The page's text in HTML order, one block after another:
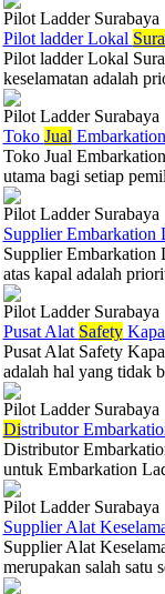
Pilot Ladder Surabaya
Pilot ladder Lokal
Pilot ladder Lokal
keselamatan adalah
Pilot Ladder Surabaya
Toko Jual
Toko Jual
utama bagi setiap
Pilot Ladder Surabaya
Supplier Embarkation
Supplier Embarkation
atas kapal adalah
Pilot Ladder Surabaya
Pusat Alat Safety
Pusat Alat Safety
adalah hal yang tidak
Pilot Ladder Surabaya
Distributor
Distributor
untuk Embarkation
Pilot Ladder Surabaya
Supplier Alat
Supplier Alat
merupakan salah satu